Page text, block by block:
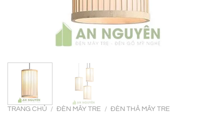
TRANG CHỦ / ĐÈN MÂY TRE / ĐÈN THẢ MÂY TRE